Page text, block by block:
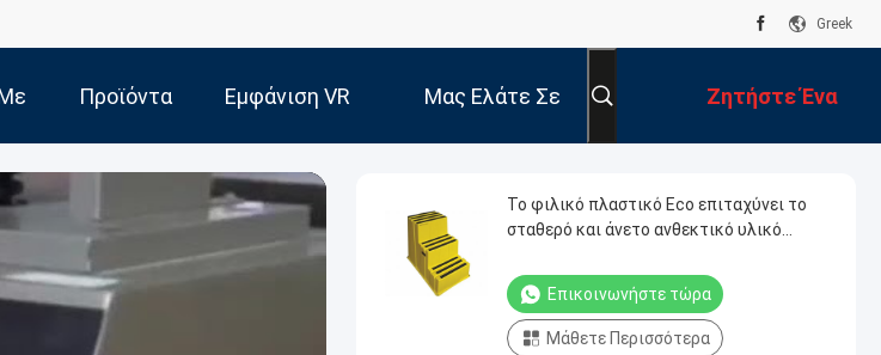
Greek
Προϊόντα Εμφάνιση VR Μας Ελάτε Σε
Επαφή Με
Ζητήστε Ένα
Απόσπασμα
Το φιλικό πλαστικό Eco επιταχύνει το
σταθερό και άνετο ανθεκτικό υλικό
Επικοινωνήστε τώρα
Μάθετε Περισσότερα